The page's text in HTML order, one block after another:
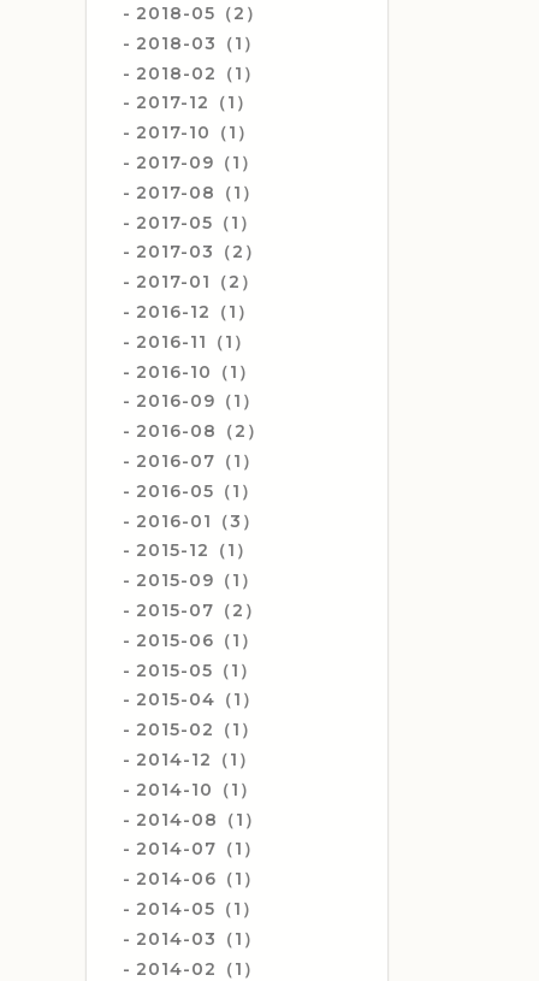
2018-05（2）
2018-03（1）
2018-02（1）
2017-12（1）
2017-10（1）
2017-09（1）
2017-08（1）
2017-05（1）
2017-03（2）
2017-01（2）
2016-12（1）
2016-11（1）
2016-10（1）
2016-09（1）
2016-08（2）
2016-07（1）
2016-05（1）
2016-01（3）
2015-12（1）
2015-09（1）
2015-07（2）
2015-06（1）
2015-05（1）
2015-04（1）
2015-02（1）
2014-12（1）
2014-10（1）
2014-08（1）
2014-07（1）
2014-06（1）
2014-05（1）
2014-03（1）
2014-02（1）